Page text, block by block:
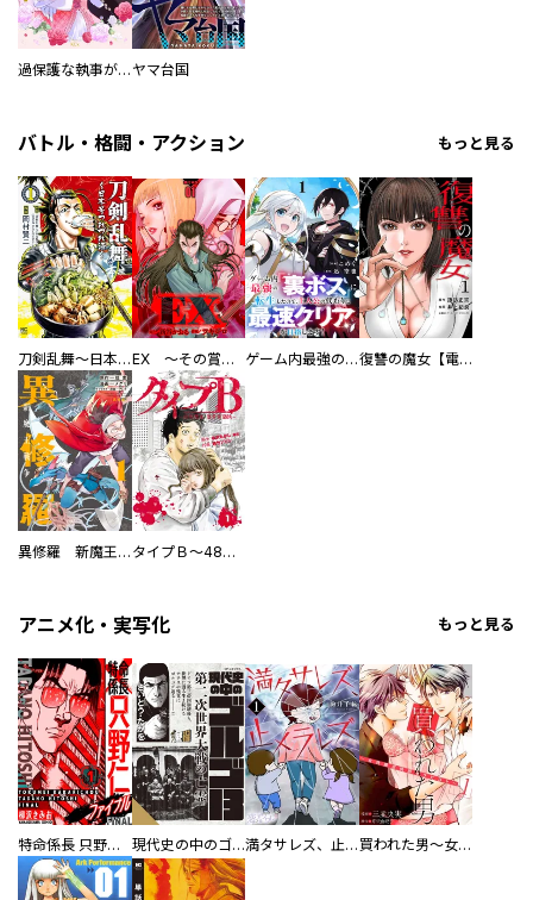
過保護な執事が私の婚活を邪魔してきます！ ヤマ台国
バトル・格闘・アクション もっと見る
刀剣乱舞～日本号つれづれ酒～ EX ～その賞金稼ぎは、世界の出口を探す～【単行本版】 ゲーム内最強の『裏ボス』に転生したので、主人公の代わりに最速クリアを目指します！【電子単行本版】 復讐の魔女【電子単行本版】
異修羅 新魔王戦争 タイプＢ～48時間後、致死率100％～【単話】
アニメ化・実写化 もっと見る
特命係長 只野仁ファイナル 愛蔵版 現代史の中のゴルゴ13 満タサレズ、止メラレズ 買われた男～女性限定快感セラピスト～【描き下ろしおまけ付き特装版】